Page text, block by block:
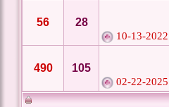
10-13-2022
28
56
02-22-2025
105
490